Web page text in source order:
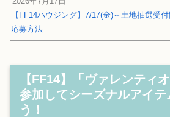
【FF14ハウジング】7/17(金)～土地抽選受
応募方法
【FF14】「ヴァレンティ
参加してシーズナルアイテ
う！